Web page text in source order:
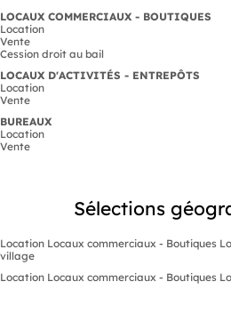
LOCAUX COMMERCIAUX - BOUTIQUES
Location
Vente
Cession droit au bail
LOCAUX D'ACTIVITÉS - ENTREPÔTS
Location
Vente
BUREAUX
Location
Vente
Sélections
Location Locaux commerciaux - Boutiques
village
Location Locaux commerciaux - Boutiques